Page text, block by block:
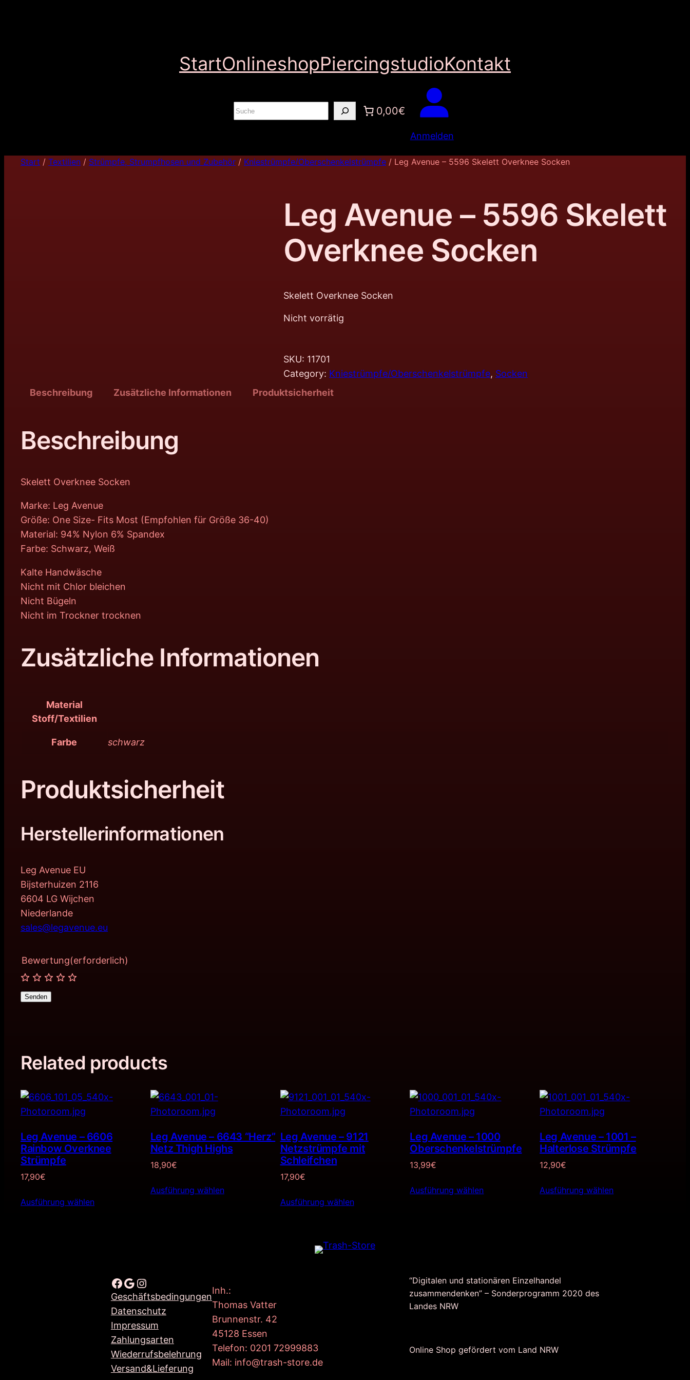
StartOnlineshopPiercingstudioKontakt
S
u
e
0,00€
Anmelden
Start / Textilien / Strümpfe, Strumpfhosen und Zubehör / Kniestrümpfe/Oberschenkelstrümpfe / Leg Avenue – 5596 Skelett Overknee Socken
Leg Avenue – 5596 Skelett
Overknee Socken
Skelett Overknee Socken
Nicht vorrätig
SKU: 11701
Category: Kniestrümpfe/Oberschenkelstrümpfe, Socken
Beschreibung
Zusätzliche Informationen Produktsicherheit
Beschreibung
Skelett Overknee Socken
Marke: Leg Avenue
Größe: One Size- Fits Most (Empfohlen für Größe 36-40)
Material: 94% Nylon 6% Spandex
Farbe: Schwarz, Weiß
Kalte Handwäsche
Nicht mit Chlor bleichen
Nicht Bügeln
Nicht im Trockner trocknen
Zusätzliche Informationen
Material
Stoff/Textilien
Farbe schwarz
Produktsicherheit
Herstellerinformationen
Leg Avenue EU
Bijsterhuizen 2116
6604 LG Wijchen
Niederlande
sales@legavenue.eu
Bewertung(erforderlich)
Senden
Related products
Leg Avenue – 6606
Rainbow Overknee
Strümpfe
17,90€
Ausführung wählen
Leg Avenue – 6643 “Herz”
Netz Thigh Highs
18,90€
Ausführung wählen
Leg Avenue – 9121
Netzstrümpfe mit
Schleifchen
17,90€
Ausführung wählen
Leg Avenue – 1000
Oberschenkelstrümpfe
13,99€
Ausführung wählen
Leg Avenue – 1001 –
Halterlose Strümpfe
12,90€
Ausführung wählen
Facebook Google Instagram
Geschäftsbedingungen
Datenschutz
Impressum
Zahlungsarten
Wiederrufsbelehrung
Versand&Lieferung
Inh.:
Thomas Vatter
Brunnenstr. 42
45128 Essen
Telefon: 0201 72999883
Mail: info@trash-store.de
“Digitalen und stationären Einzelhandel
zusammendenken” – Sonderprogramm 2020 des
Landes NRW
Online Shop gefördert vom Land NRW